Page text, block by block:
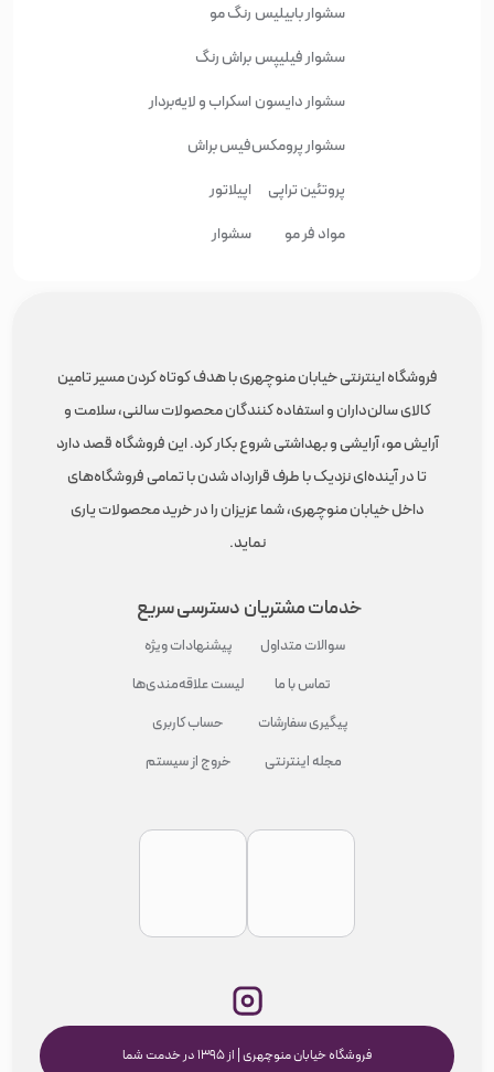
سشوار بابیلیس
سشوار فیلیپس
سشوار دایسون
سشوار پرومکس
پروتئین تراپی
مواد فر مو
رنگ مو
براش رنگ
اسکراب و لایه‌بردار
فیس براش
اپیلاتور
سشوار
فروشگاه اینترنتی خیابان منوچهری با هدف کوتاه کردن مسیر تامین
کالای سالن‌داران و استفاده کنندگان محصولات سالنی، سلامت و
آرایش مو، آرایشی و بهداشتی شروع بکار کرد. این فروشگاه قصد دارد
تا در آینده‌ای نزدیک با طرف قرارداد شدن با تمامی فروشگاه‌های
داخل خیابان منوچهری، شما عزیزان را در خرید محصولات یاری
نماید.
خدمات مشتریان
سوالات متداول
تماس با ما
پیگیری سفارشات
مجله اینترنتی
دسترسی سریع
پیشنهادات ویژه
لیست علاقه‌مندی‌ها
حساب کاربری
خروج از سیستم
فروشگاه خیابان منوچهری | از ۱۳۹۵ در خدمت شما